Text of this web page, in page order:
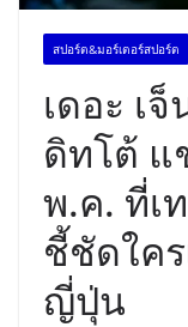
สปอร์ต&มอร์เตอร์สปอร์ต
เดอะ เ
ดิทโต้ แ
พ.ค. ที่เ
ชี้ชัดใค
ญี่ปุ่น